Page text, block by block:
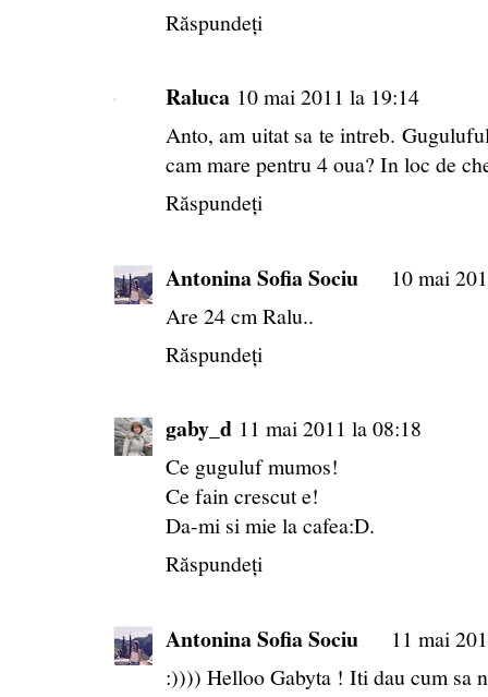
Răspundeți
Raluca 10 mai 2011 la 19:14
Anto, am uitat sa te intreb.
cam mare pentru 4 oua? In loc de
Răspundeți
Antonina Sofia Sociu
10 mai
Are 24 cm Ralu..
Răspundeți
gaby_d 11 mai 2011 la 08:18
Ce guguluf mumos!
Ce fain crescut e!
Da-mi si mie la cafea:D.
Răspundeți
Antonina Sofia Sociu
11 mai
:)))) Helloo Gabyta ! Iti dau cum sa